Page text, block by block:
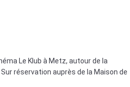
Le Klub à Metz, autour de la
réservation auprès de la Maison de